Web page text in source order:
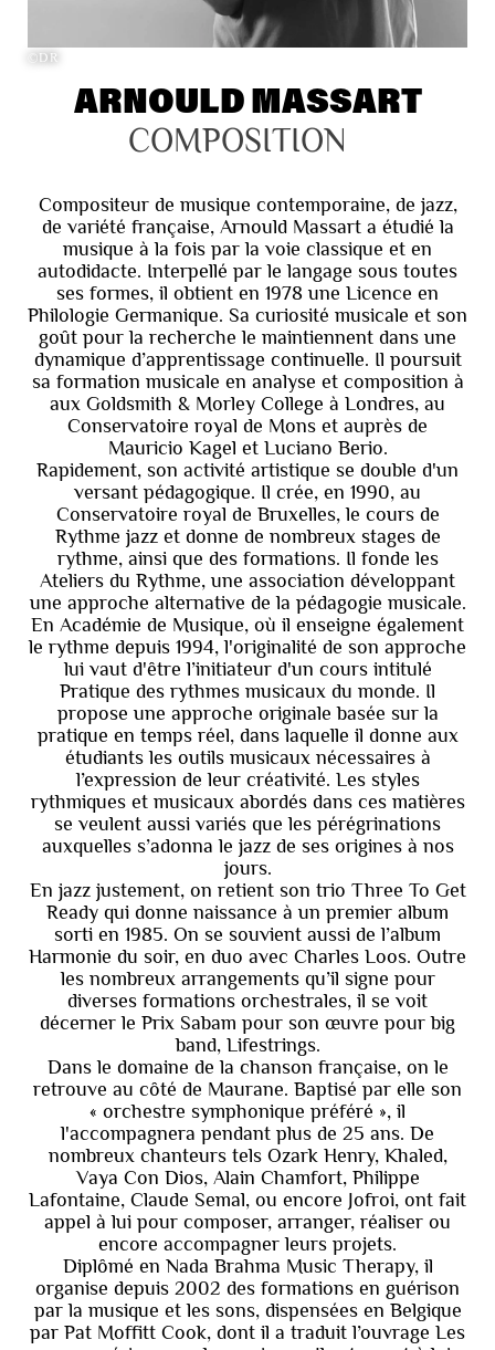
©DR
ARNOULD MASSART
COMPOSITION
Compositeur de musique contemporaine, de jazz,
de variété française, Arnould Massart a étudié la
musique à la fois par la voie classique et en
autodidacte. Interpellé par le langage sous toutes
ses formes, il obtient en 1978 une Licence en
Philologie Germanique. Sa curiosité musicale et son
goût pour la recherche le maintiennent dans une
dynamique d’apprentissage continuelle. Il poursuit
sa formation musicale en analyse et composition à
aux Goldsmith & Morley College à Londres, au
Conservatoire royal de Mons et auprès de
Mauricio Kagel et Luciano Berio.
Rapidement, son activité artistique se double d'un
versant pédagogique. Il crée, en 1990, au
Conservatoire royal de Bruxelles, le cours de
Rythme jazz et donne de nombreux stages de
rythme, ainsi que des formations. Il fonde les
Ateliers du Rythme, une association développant
une approche alternative de la pédagogie musicale.
En Académie de Musique, où il enseigne également
le rythme depuis 1994, l'originalité de son approche
lui vaut d'être l’initiateur d'un cours intitulé
Pratique des rythmes musicaux du monde. Il
propose une approche originale basée sur la
pratique en temps réel, dans laquelle il donne aux
étudiants les outils musicaux nécessaires à
l’expression de leur créativité. Les styles
rythmiques et musicaux abordés dans ces matières
se veulent aussi variés que les pérégrinations
auxquelles s’adonna le jazz de ses origines à nos
jours.
En jazz justement, on retient son trio Three To Get
Ready qui donne naissance à un premier album
sorti en 1985. On se souvient aussi de l’album
Harmonie du soir, en duo avec Charles Loos. Outre
les nombreux arrangements qu’il signe pour
diverses formations orchestrales, il se voit
décerner le Prix Sabam pour son œuvre pour big
band, Lifestrings.
Dans le domaine de la chanson française, on le
retrouve au côté de Maurane. Baptisé par elle son
« orchestre symphonique préféré », il
l'accompagnera pendant plus de 25 ans. De
nombreux chanteurs tels Ozark Henry, Khaled,
Vaya Con Dios, Alain Chamfort, Philippe
Lafontaine, Claude Semal, ou encore Jofroi, ont fait
appel à lui pour composer, arranger, réaliser ou
encore accompagner leurs projets.
Diplômé en Nada Brahma Music Therapy, il
organise depuis 2002 des formations en guérison
par la musique et les sons, dispensées en Belgique
par Pat Moffitt Cook, dont il a traduit l’ouvrage Les